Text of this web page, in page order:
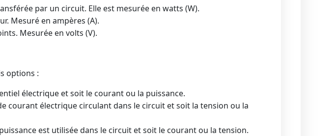
par un circuit. Elle est mesurée en watts (W).
Mesuré en ampères (A).
Mesurée en volts (V).
options :
électrique et soit le courant ou la puissance.
courant électrique circulant dans le circuit et soit la tension ou la
est utilisée dans le circuit et soit le courant ou la tension.